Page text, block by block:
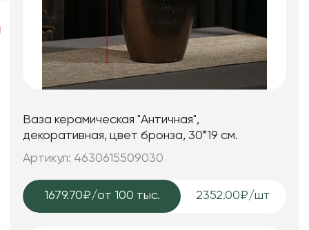
Ваза керамическая "Античная",
декоративная, цвет бронза, 30*19 см.
Артикул: 4630615509030
1679.70₽/от 100 тыс. 2352.00₽/шт